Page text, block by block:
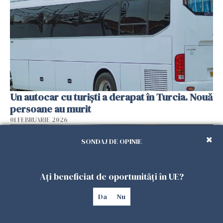
Un autocar cu turiști a derapat în Turcia. Nouă
persoane au murit
01 FEBRUARIE 2026
SONDAJ DE OPINIE
Ați beneficiat de oportunități în UE?
Da Nu